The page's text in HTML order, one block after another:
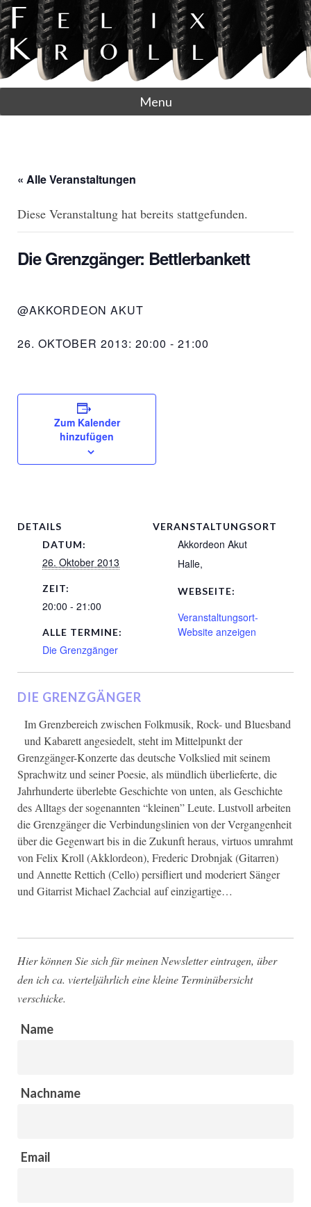
Menu
« Alle Veranstaltungen
Diese Veranstaltung hat bereits stattgefunden.
Die Grenzgänger: Bettlerbankett
@AKKORDEON AKUT
26. OKTOBER 2013: 20:00 - 21:00
Zum Kalender
hinzufügen
DETAILS
DATUM:
26. Oktober 2013
ZEIT:
20:00 - 21:00
ALLE TERMINE:
Die Grenzgänger
VERANSTALTUNGSORT
Akkordeon Akut
Halle,
WEBSEITE:
Veranstaltungsort-
Website anzeigen
DIE GRENZGÄNGER
Im Grenzbereich zwischen Folkmusik, Rock- und Bluesband
und Kabarett angesiedelt, steht im Mittelpunkt der
Grenzgänger-Konzerte das deutsche Volkslied mit seinem
Sprachwitz und seiner Poesie, als mündlich überlieferte, die
Jahrhunderte überlebte Geschichte von unten, als Geschichte
des Alltags der sogenannten “kleinen” Leute. Lustvoll arbeiten
die Grenzgänger die Verbindungslinien von der Vergangenheit
über die Gegenwart bis in die Zukunft heraus, virtuos umrahmt
von Felix Kroll (Akklordeon), Frederic Drobnjak (Gitarren)
und Annette Rettich (Cello) persifliert und moderiert Sänger
und Gitarrist Michael Zachcial auf einzigartige…
Hier können Sie sich für meinen Newsletter eintragen, über
den ich ca. vierteljährlich eine kleine Terminübersicht
verschicke.
Name
Nachname
Email